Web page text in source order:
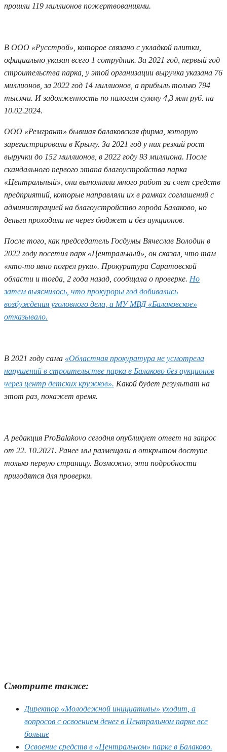
прошли 119 миллионов пожертвованиями.
В ООО «Русстрой», которое связано с укладкой плитки,
официально указан всего 1 сотрудник. За 2021 год, первый год
строительства парка, у этой организации выручка указана 76
миллионов, за 2022 год 14 миллионов, а прибыль только 794
тысячи. И задолженность по налогам сумму 4,3 млн руб. на
10.02.2024.
ООО «Ремгрант» бывшая балаковская фирма, которую
зарегистрировали в Крыму. За 2021 год у них резкий рост
выручки до 152 миллионов, в 2022 году 93 миллиона. После
скандального первого этапа благоустройства парка
«Центральный», они выполняли много работ за счет средств
предприятий, которые направляли их в рамках соглашений с
администрацией на благоустройство города Балаково, но
деньги проходили не через бюджет и без аукционов.
После того, как председатель Госдумы Вячеслав Володин в
2022 году посетил парк «Центральный», он сказал, что там
«кто-то явно погрел руки». Прокуратура Саратовской
области и тогда, 2 года назад, сообщала о проверке. Но
затем выяснилось, что прокуроры год добивались
возбуждения уголовного дела, а МУ МВД «Балаковское»
отказывало.
В 2021 году сама «Областная прокуратура не усмотрела
нарушений в строительстве парка в Балаково без аукционов
через центр детских кружков». Какой будет результат на
этот раз, покажет время.
А редакция ProBalakovo сегодня опубликует ответ на запрос
от 22. 10.2021. Ранее мы размещали в открытом доступе
только первую страницу. Возможно, эти подробности
пригодятся для проверки.
Смотрите также:
Директор «Молодежной инициативы» уходит, а
вопросов с освоением денег в Центральном парке все
больше
Освоение средств в «Центральном» парке в Балаково.